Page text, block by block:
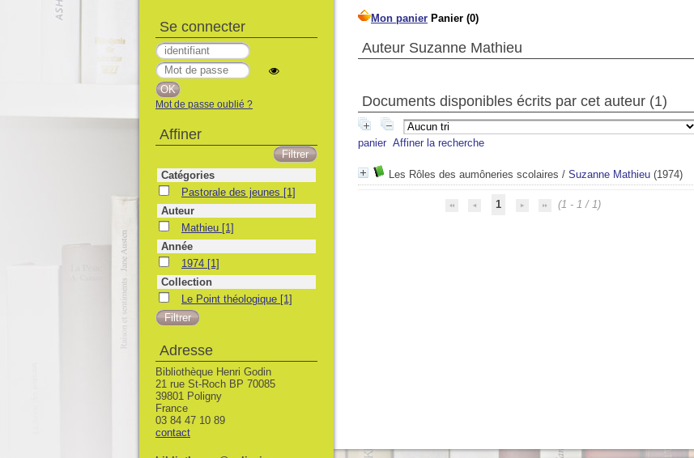
Auteur Suzanne Mathieu
Documents disponibles écrits par cet auteur (1)
panier Affiner la recherche
Les Rôles des aumôneries scolaires / Suzanne Mathieu (1974)
1 (1 - 1 / 1)
Se connecter
Mot de passe oublié ?
Affiner
Catégories
Pastorale des jeunes
Pastorale des jeunes [1]
Auteur
MathieuMathieu [1]
Année
1974 1974 [1]
Collection
Le Point théologique
Le Point théologique [1]
Adresse
Bibliothèque Henri Godin
21 rue St-Roch BP 70085
39801 Poligny
France
03 84 47 10 89
contact